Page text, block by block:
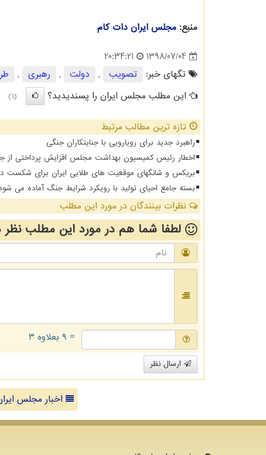
منبع: مجلس ایران دات كام
1398/07/04
20:34:21
تگهای خبر:
تصویب , دولت , رهبری ,
این مطلب مجلس ایران را پسندیدید؟
(1)
تازه ترین مطالب مرتبط
راهبرد جدید برای رویارویی با جنایتکاران جنگی
اخطار رئیس کمیسیون بهداشت مجلس افزایش پرداختی از
بریکس و شانگهای موقعیت های طلایی ایران برای شکست
بسته جامع احیای تولید با رویکرد شرایط جنگ آماده می
نظرات بینندگان در مورد این مطلب
لطفا شما هم در مورد این مطلب نظر
= ۹ بعلاوه ۳
ارسال نظر
اخبار مجلس